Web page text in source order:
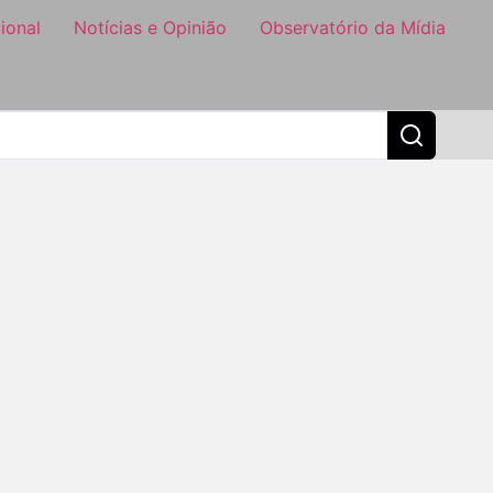
Notícias e Opinião Observatório da Mídia